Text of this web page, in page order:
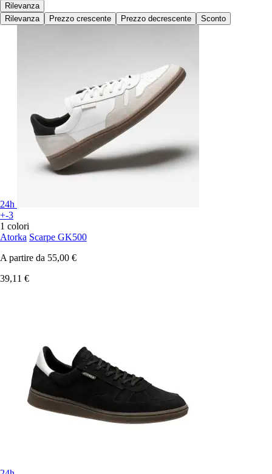
Rilevanza
Rilevanza
Prezzo crescente Prezzo decrescente Sconto
24h
+-3
1 colori
Atorka Scarpe GK500
A partire da 55,00 €
39,11 €